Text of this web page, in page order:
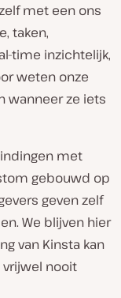
met een ons
taken,
time inzichtelijk,
weten onze
wanneer ze iets
met
gebouwd op
geven zelf
We blijven hier
van Kinsta kan
nooit